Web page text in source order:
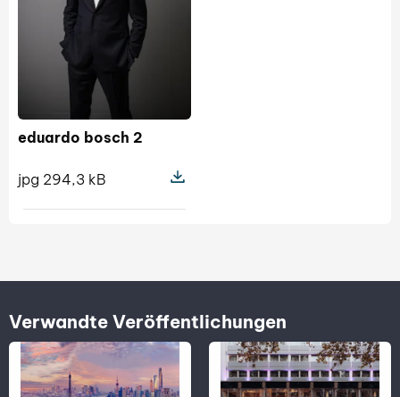
eduardo bosch 2
jpg 294,3 kB
Verwandte Veröffentlichungen